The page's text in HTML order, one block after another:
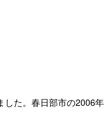
た。春日部市の2006